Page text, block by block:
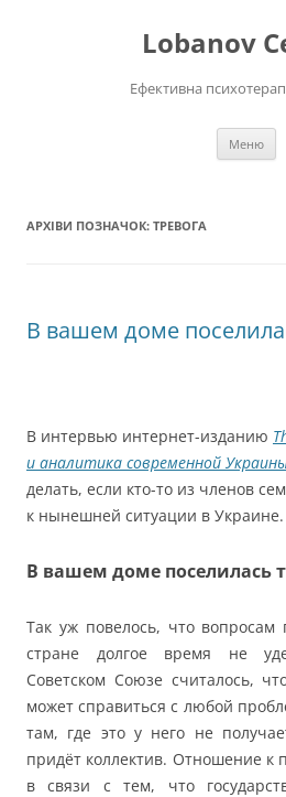
Lobanov
Ефективна
Меню
АРХІВИ ПОЗНАЧОК: ТРЕВОГА
В вашем доме
В интервью интернет-изданию
и аналитика современной
делать, если кто-то из членов
к нынешней ситуации в Украине.
В вашем доме поселилась
Так уж повелось, что
стране долгое время не
Советском Союзе считалось,
может справиться с любой
там, где это у него не
придёт коллектив. Отношение к
в связи с тем, что